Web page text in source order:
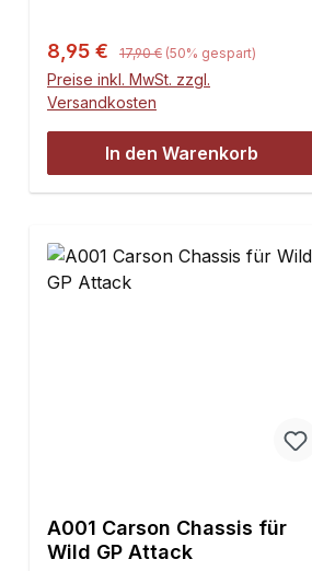
Verkaufspreis:
8,95 € Regulärer Preis:
17,90 € (50% gespart)
Preise inkl. MwSt. zzgl.
Versandkosten
In den Warenkorb
A001 Carson Chassis für
Wild GP Attack